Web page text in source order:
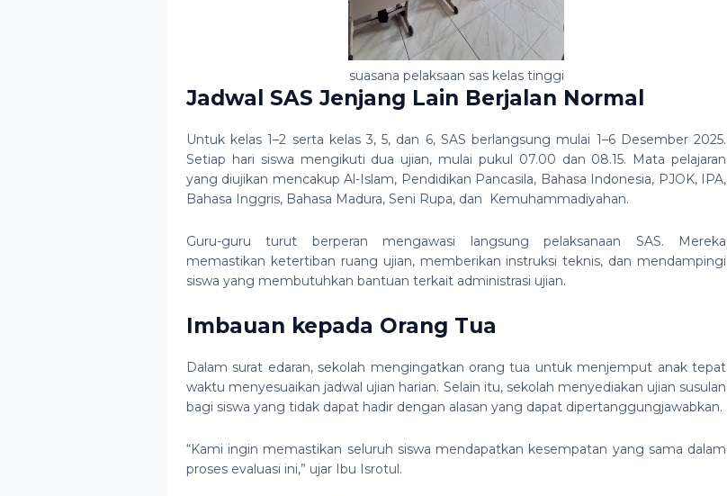
suasana pelaksaan sas kelas tinggi
Jadwal SAS Jenjang Lain Berjalan Normal
Untuk kelas 1–2 serta kelas 3, 5, dan 6, SAS berlangsung mulai 1–6 Desember 2025.
Setiap hari siswa mengikuti dua ujian, mulai pukul 07.00 dan 08.15. Mata pelajaran
yang diujikan mencakup Al-Islam, Pendidikan Pancasila, Bahasa Indonesia, PJOK, IPA,
Bahasa Inggris, Bahasa Madura, Seni Rupa, dan Kemuhammadiyahan.
Guru-guru turut berperan mengawasi langsung pelaksanaan SAS. Mereka
memastikan ketertiban ruang ujian, memberikan instruksi teknis, dan mendampingi
siswa yang membutuhkan bantuan terkait administrasi ujian.
Imbauan kepada Orang Tua
Dalam surat edaran, sekolah mengingatkan orang tua untuk menjemput anak tepat
waktu menyesuaikan jadwal ujian harian. Selain itu, sekolah menyediakan ujian susulan
bagi siswa yang tidak dapat hadir dengan alasan yang dapat dipertanggungjawabkan.
“Kami ingin memastikan seluruh siswa mendapatkan kesempatan yang sama dalam
proses evaluasi ini,” ujar Ibu Isrotul.